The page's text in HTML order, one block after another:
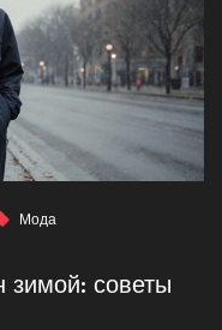
Мода
зимой: советы